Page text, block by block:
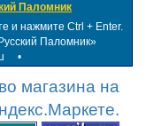
Паломник
и нажмите Ctrl + Enter.
Паломник»
•